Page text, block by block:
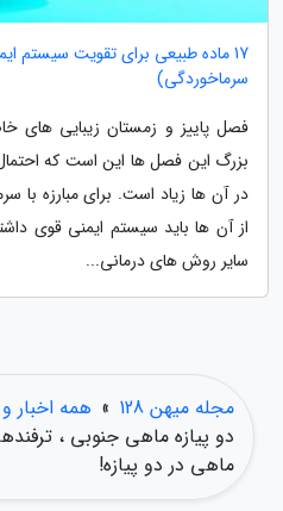
سرماخوردگی)
فصل پاییز و زمستان زیبایی های
بزرگ این فصل ها این است که احتمال
در آن ها زیاد است. برای مبارزه با
از آن ها باید سیستم ایمنی قوی
سایر روش های درمانی...
مجله میهن 128 » همه اخبار
دو پیازه ماهی جنوبی ،
ماهی در دو پیازه!